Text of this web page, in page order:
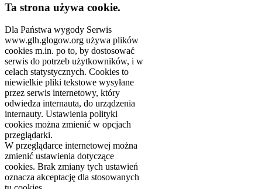
Ta strona używa cookie.
Dla Państwa wygody Serwis
www.glh.glogow.org używa plików
cookies m.in. po to, by dostosować
serwis do potrzeb użytkowników, i w
celach statystycznych. Cookies to
niewielkie pliki tekstowe wysyłane
przez serwis internetowy, który
odwiedza internauta, do urządzenia
internauty. Ustawienia polityki
cookies można zmienić w opcjach
przeglądarki.
W przeglądarce internetowej można
zmienić ustawienia dotyczące
cookies. Brak zmiany tych ustawień
oznacza akceptację dla stosowanych